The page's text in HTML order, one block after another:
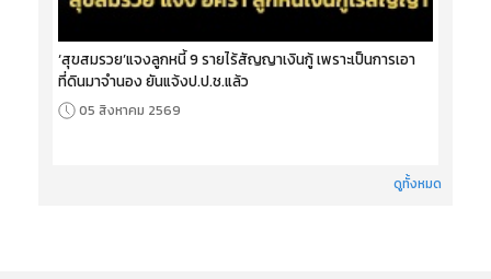
‘สุขสมรวย’แจงลูกหนี้ 9 รายไร้สัญญาเงินกู้ เพราะเป็นการเอา
ที่ดินมาจำนอง ยันแจ้งป.ป.ช.แล้ว
05 สิงหาคม 2569
ดูทั้งหมด